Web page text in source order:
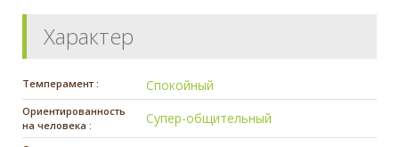
Характер
Темперамент : Спокойный
Ориентированность
на человека :
Супер-общительный